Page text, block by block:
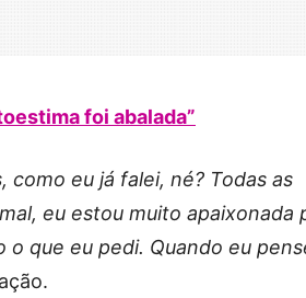
foi abalada”
como eu já falei, né? Todas as
eu estou muito apaixonada
que eu pedi. Quando eu